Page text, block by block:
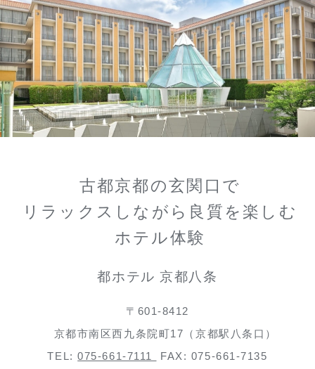
古都京都の玄関口で
リラックスしながら良質を楽しむ
ホテル体験
都ホテル 京都八条
〒601-8412
京都市南区西九条院町17（京都駅八条口）
TEL:075-661-7111 FAX: 075-661-7135